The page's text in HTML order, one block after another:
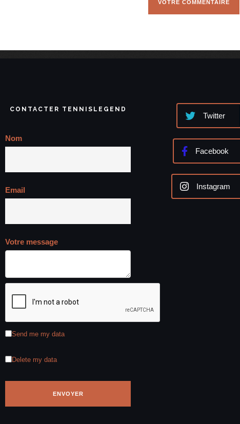
CONTACTER TENNISLEGEND
Nom
Email
Votre message
Send me my data
Delete my data
Twitter
Facebook
Instagram